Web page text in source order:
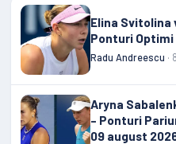
Elina Svitolina
Ponturi Optimi
Radu Andreescu ·
Aryna
– Ponturi
09 august